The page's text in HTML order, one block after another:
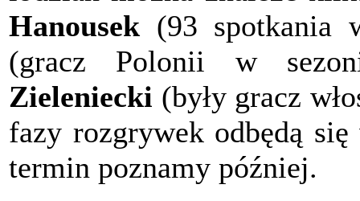
Hanousek (93 spotkania
(gracz Polonii w
Zieleniecki (były gracz
fazy rozgrywek odbędą
termin poznamy później.